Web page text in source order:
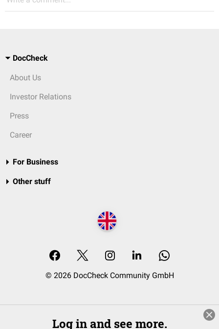
DocCheck
About Us
Investor Relations
Press
Career
For Business
Other stuff
© 2026 DocCheck Community GmbH
Log in and see more.